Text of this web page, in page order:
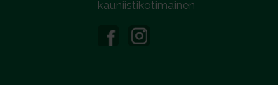
kauniistikotimainen